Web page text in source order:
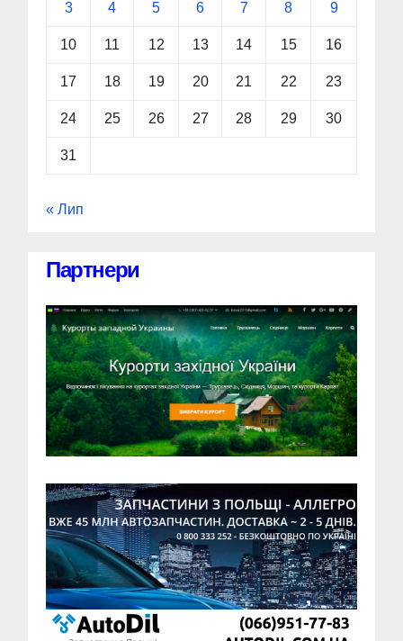
3 4 5 6 7 8 9
10 11 12 13 14 15 16
17 18 19 20 21 22 23
24 25 26 27 28 29 30
31
« Лип
Партнери